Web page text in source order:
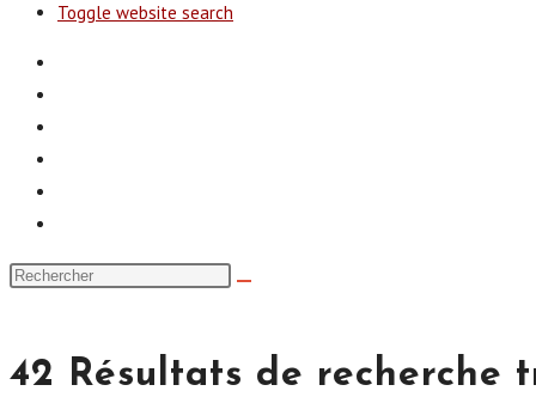
Toggle website search
42 Résultats de recherche